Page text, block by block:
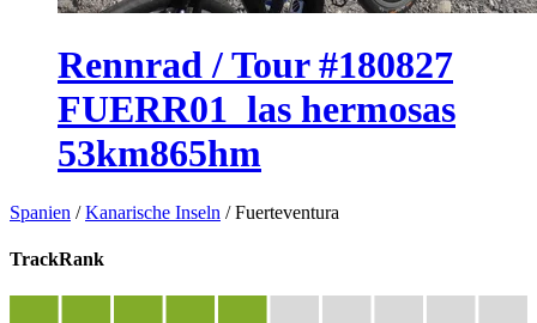
Rennrad / Tour #180827
FUERR01_las hermosas
53km865hm
Spanien /Kanarische Inseln /Fuerteventura
TrackRank